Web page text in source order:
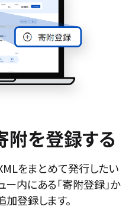
附を登録する
をまとめて発行したい
内にある「寄附登録」か
登録します。